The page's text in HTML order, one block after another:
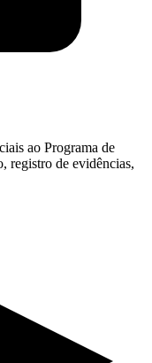
ao Programa de
registro de evidências,